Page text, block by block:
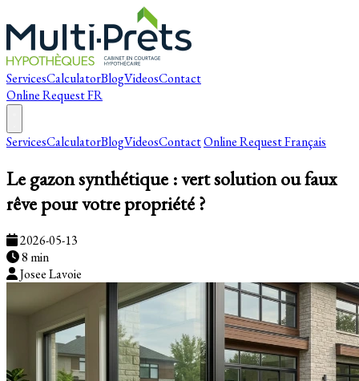
ServicesCalculatorBlogVideosContact
Online RequestFR
ServicesCalculatorBlogVideosContactOnline RequestFrançais
Le gazon synthétique : vert solution ou faux
rêve pour votre propriété ?
2026-05-13
8 min
Josee Lavoie